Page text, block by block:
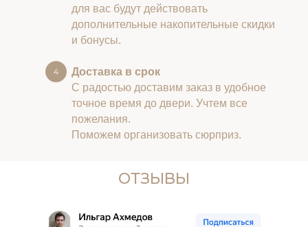
для вас будут действовать
дополнительные накопительные скидки
и бонусы.
Доставка в срок
С радостью доставим заказ в удобное
точное время до двери. Учтем все
пожелания.
Поможем организовать сюрприз.
ОТЗЫВЫ